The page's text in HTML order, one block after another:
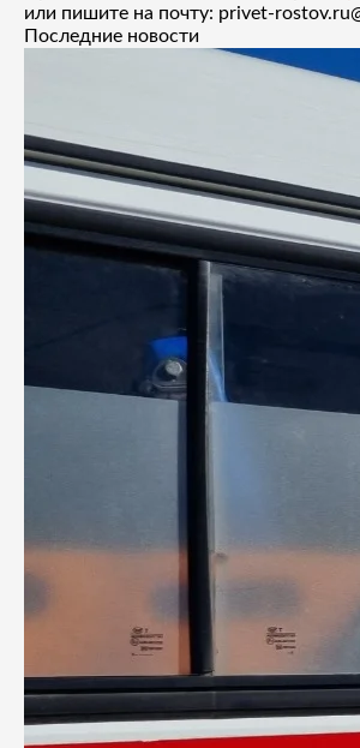
или пишите на почту: privet-
Последние новости